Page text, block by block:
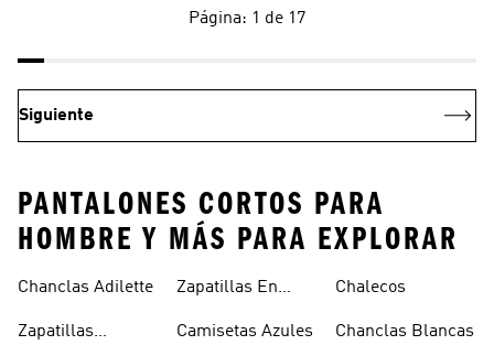
Página: 1 de 17
Siguiente
PANTALONES CORTOS PARA
HOMBRE Y MÁS PARA EXPLORAR
Chanclas Adilette
Zapatillas
Zapatillas En
Camisetas Azules
Chalecos
Chanclas Blancas